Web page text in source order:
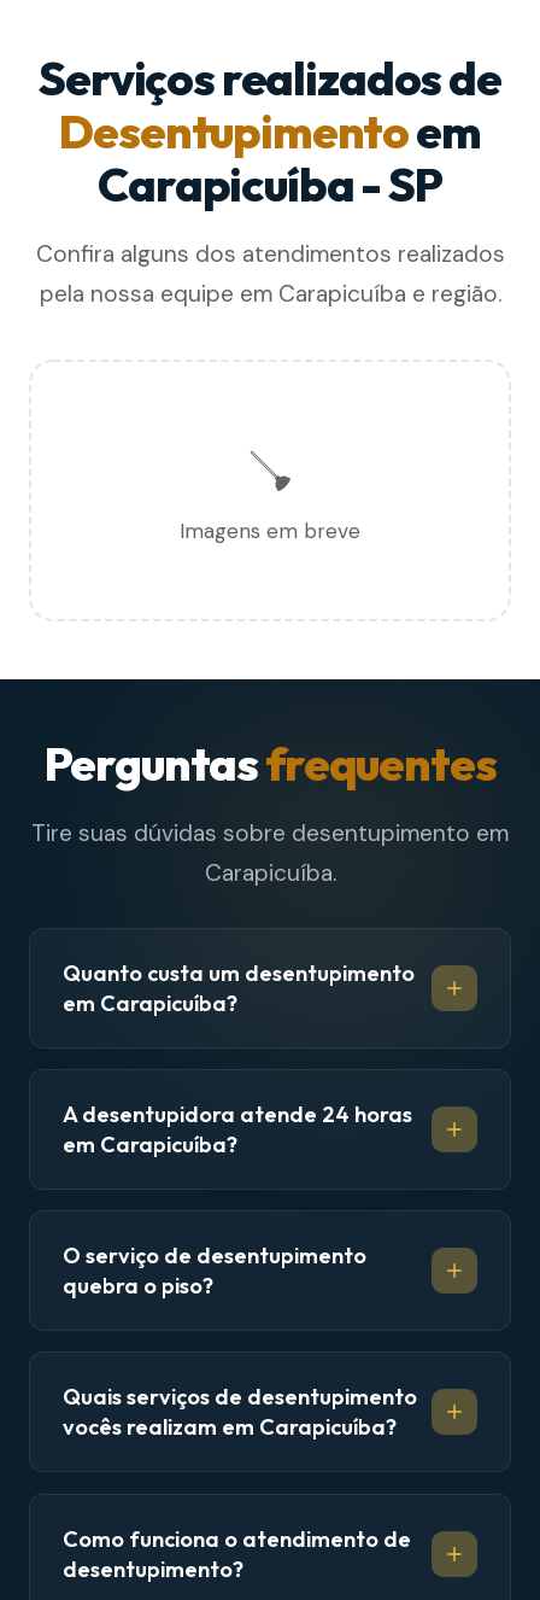
Serviços realizados de
Desentupimentoem
Carapicuíba - SP
Confira alguns dos atendimentos realizados
pela nossa equipe em Carapicuíba e região.
🪠
Imagens em breve
Perguntasfrequentes
Tire suas dúvidas sobre desentupimento em
Carapicuíba.
Quanto custa um desentupimento
em Carapicuíba?
A desentupidora atende 24 horas
em Carapicuíba?
O serviço de desentupimento
quebra o piso?
Quais serviços de desentupimento
vocês realizam em Carapicuíba?
Como funciona o atendimento de
desentupimento?